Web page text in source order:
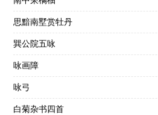
思黯南墅赏牡丹
巽公院五咏
咏画障
咏弓
白菊杂书四首